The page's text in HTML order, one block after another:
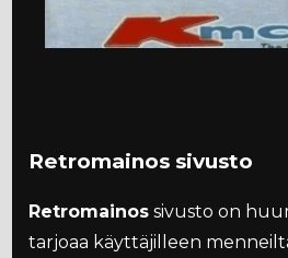
Retromainos sivusto
Retromainos sivusto on
tarjoaa käyttäjilleen